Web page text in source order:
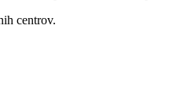
centrov.